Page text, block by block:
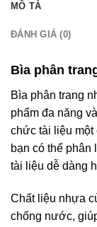
MÔ TẢ
ĐÁNH GIÁ (0)
Bìa phân
Bìa phân trang
phẩm đa năng
chức tài liệu một
bạn có thể phân
tài liệu dễ dàng
Chất liệu nhựa
chống nước,